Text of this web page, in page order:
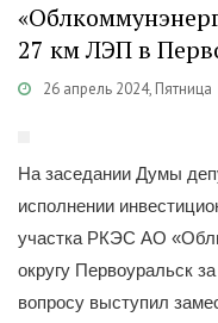
27 км ЛЭП в
26 апрель 2024, Пятница
На заседании Думы
исполнении
участка РКЭС АО
округу Первоуральск
вопросу выступил